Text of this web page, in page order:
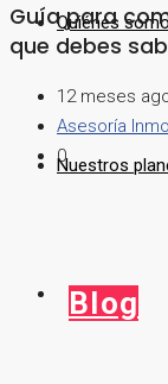
Quiénes
Nuestros
Blog
Guía para
que debes
12 meses
Asesoría
0